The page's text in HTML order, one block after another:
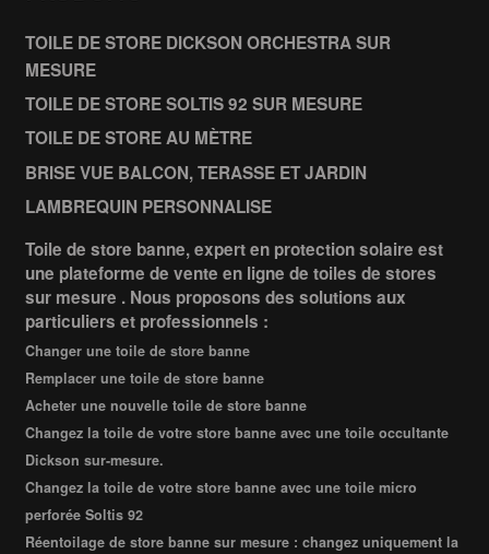
TOILE DE STORE DICKSON ORCHESTRA SUR
MESURE
TOILE DE STORE SOLTIS 92 SUR MESURE
TOILE DE STORE AU MÈTRE
BRISE VUE BALCON, TERASSE ET JARDIN
LAMBREQUIN PERSONNALISE
Toile de store banne, expert en protection solaire est
une plateforme de vente en ligne de toiles de stores
sur mesure . Nous proposons des solutions aux
particuliers et professionnels :
Changer une toile de store banne
Remplacer une toile de store banne
Acheter une nouvelle toile de store banne
Changez la toile de votre store banne avec une toile occultante
Dickson sur-mesure.
Changez la toile de votre store banne avec une toile micro
perforée Soltis 92
Réentoilage de store banne sur mesure : changez uniquement la